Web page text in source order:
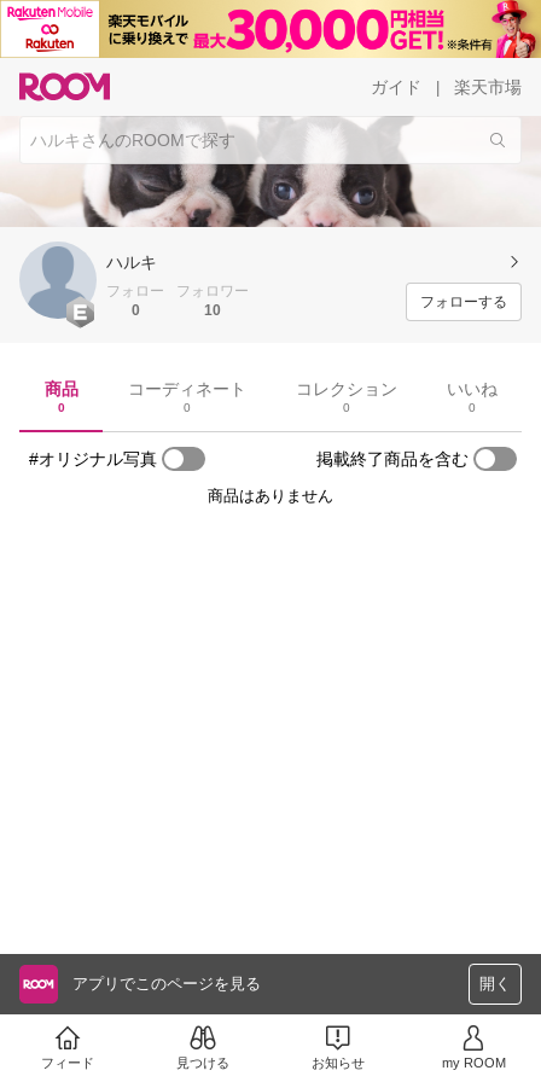
ガイド 楽天市場
ハルキ
フォロー
0
フォロワー
10
フォローする
商品
0
コーディネート
0
コレクション
0
いいね
0
#オリジナル写真 掲載終了商品を含む
商品はありません
アプリでこのページを見る 開く
フィード 見つける お知らせ my ROOM